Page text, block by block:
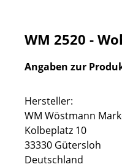
WM 2520 -
Angaben zur
Hersteller:
WM Wöstmann
Kolbeplatz 10
33330 Gütersloh
Deutschland